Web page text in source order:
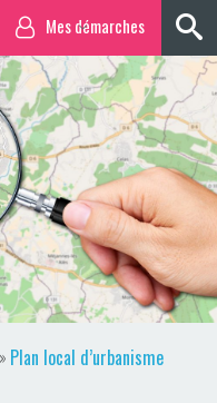
Mes démarches
» Plan local d’urbanisme